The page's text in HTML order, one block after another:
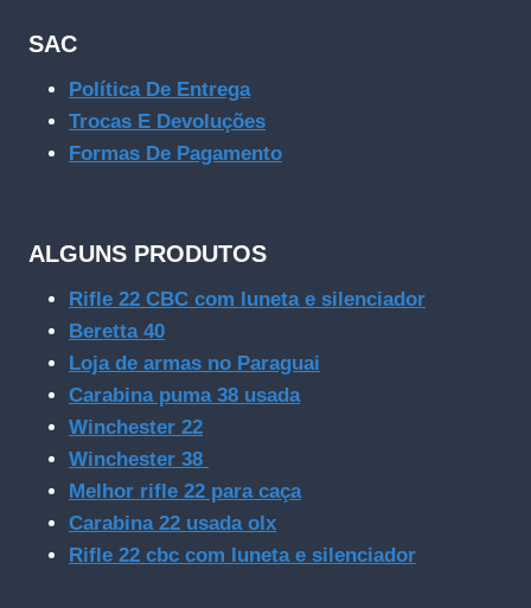
SAC
Política De Entrega
Trocas E Devoluções
Formas De Pagamento
ALGUNS PRODUTOS
Rifle 22 CBC com luneta e silenciador
Beretta 40
Loja de armas no Paraguai
Carabina puma 38 usada
Winchester 22
Winchester 38
Melhor rifle 22 para caça
Carabina 22 usada olx
Rifle 22 cbc com luneta e silenciador